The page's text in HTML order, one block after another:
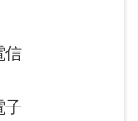
信
子